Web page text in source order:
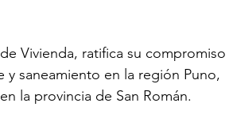
Vivienda, ratifica su compromiso
saneamiento en la región Puno,
la provincia de San Román.